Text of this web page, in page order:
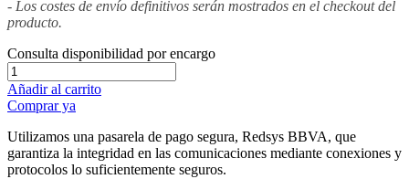
- Los costes de envío definitivos serán mostrados en el checkout del
producto.
Consulta disponibilidad por encargo
Añadir al carrito
Comprar ya
Utilizamos una pasarela de pago segura, Redsys BBVA, que
garantiza la integridad en las comunicaciones mediante conexiones y
protocolos lo suficientemente seguros.